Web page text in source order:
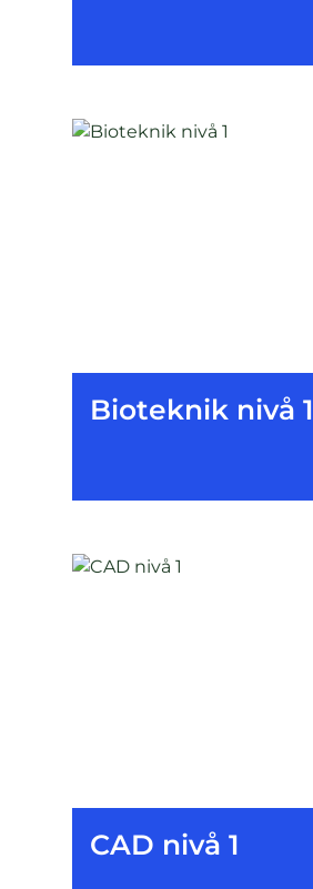
Bioteknik nivå 1
CAD nivå 1